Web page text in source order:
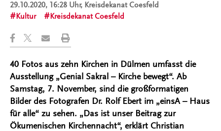
29.10.2020, 16:28 Uhr, Kreisdekanat Coesfeld
Kultur
Kreisdekanat Coesfeld
40 Fotos aus zehn Kirchen in Dülmen umfasst die
Ausstellung „Genial Sakral – Kirche bewegt“. Ab
Samstag, 7. November, sind die großformatigen
Bilder des Fotografen Dr. Rolf Ebert im „einsA – Haus
für alle“ zu sehen. „Das ist unser Beitrag zur
Ökumenischen Kirchennacht“, erklärt Christian